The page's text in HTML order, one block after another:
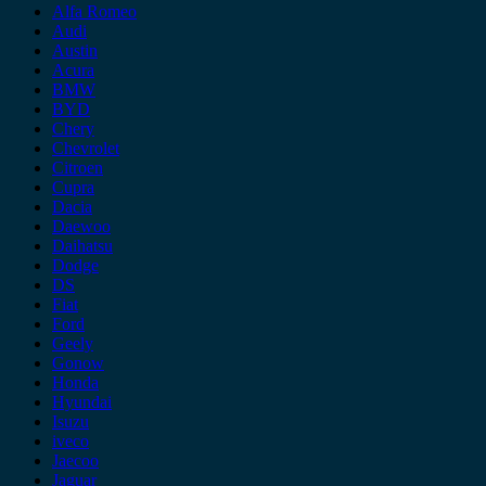
Alfa Romeo
Audi
Austin
Acura
BMW
BYD
Chery
Chevrolet
Citroen
Cupra
Dacia
Daewoo
Daihatsu
Dodge
DS
Fiat
Ford
Geely
Gonow
Honda
Hyundai
Isuzu
iveco
Jaecoo
Jaguar